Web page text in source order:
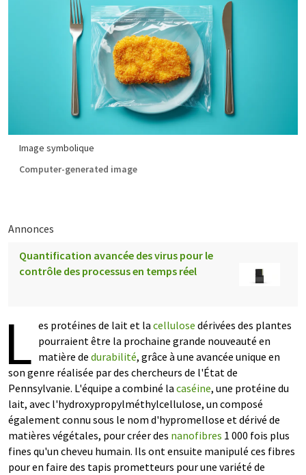
Image symbolique
Computer-generated image
Annonces
Quantification avancée des virus pour le
contrôle des processus en temps réel
L es protéines de lait et la cellulose dérivées des plantes
pourraient être la prochaine grande nouveauté en
matière de durabilité, grâce à une avancée unique en
son genre réalisée par des chercheurs de l'État de
Pennsylvanie. L'équipe a combiné la caséine, une protéine du
lait, avec l'hydroxypropylméthylcellulose, un composé
également connu sous le nom d'hypromellose et dérivé de
matières végétales, pour créer des nanofibres 1 000 fois plus
fines qu'un cheveu humain. Ils ont ensuite manipulé ces fibres
pour en faire des tapis prometteurs pour une variété de